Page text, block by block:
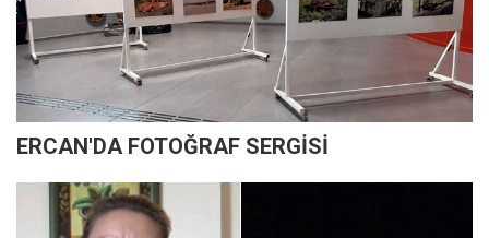
ERCAN'DA FOTOĞRAF SERGİSİ